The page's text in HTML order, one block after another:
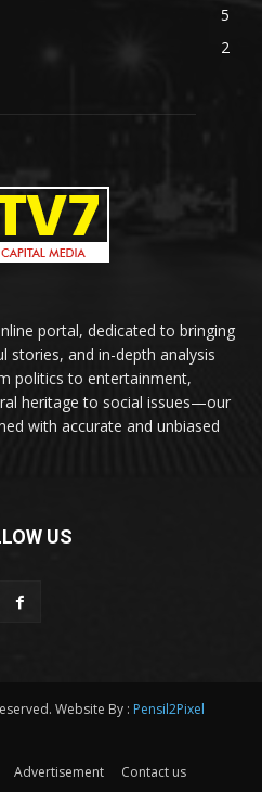
5
2
portal, dedicated to bringing
stories, and in-depth analysis
politics to entertainment,
heritage to social issues—our
with accurate and unbiased
US
Website By : Pensil2Pixel
Advertisement Contact us